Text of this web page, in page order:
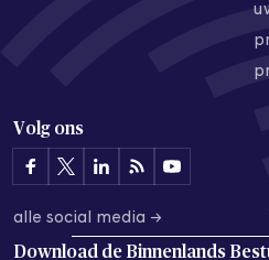
Volg ons
alle social media →
Download de Binnenlands